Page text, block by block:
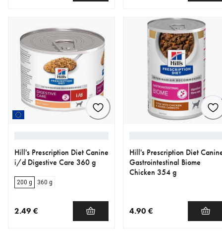
Hill's Prescription Diet Canine
i/d Digestive Care 360 g
200 g 360 g
2.49 €
Hill's Prescription Diet
Gastrointestinal Biome
Chicken 354 g
4.90 €